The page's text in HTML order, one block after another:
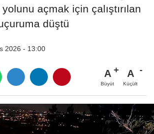
açmak için çalıştırılan
düştü
2026 - 13:00
A
Büyüt
A
Küçült